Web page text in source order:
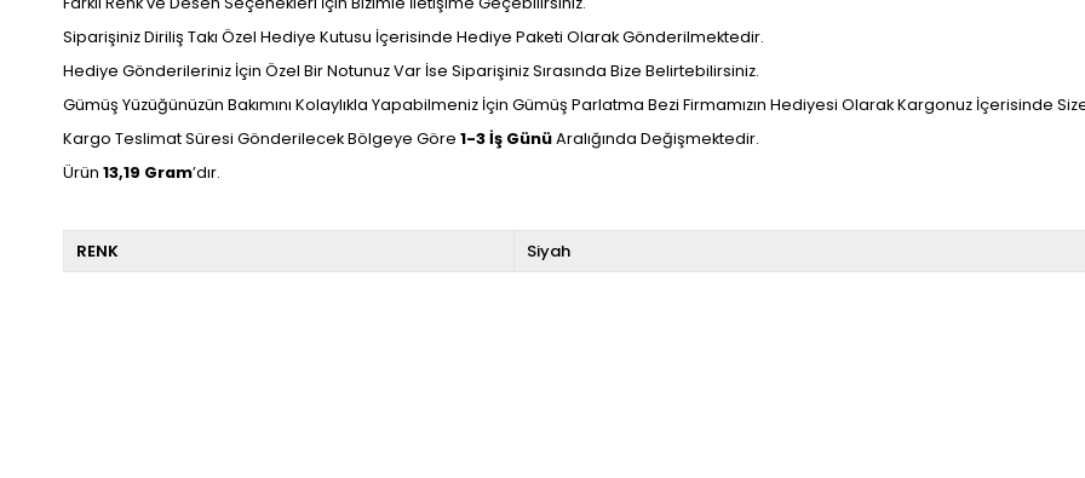
Siparişiniz Diriliş Takı Özel Hediye Kutusu İçerisinde Hediye Paketi Olarak Gönderilmektedir.
Hediye Gönderileriniz İçin Özel Bir Notunuz Var İse Siparişiniz Sırasında Bize Belirtebilirsiniz.
Gümüş Yüzüğünüzün Bakımını Kolaylıkla Yapabilmeniz İçin Gümüş Parlatma Bezi Firmamızın Hediyesi Olarak Kargonuz İçerisinde Size
Kargo Teslimat Süresi Gönderilecek Bölgeye Göre 1-3 İş GünüAralığında Değişmektedir.
Ürün 13,19 Gram’dır.
RENK Siyah